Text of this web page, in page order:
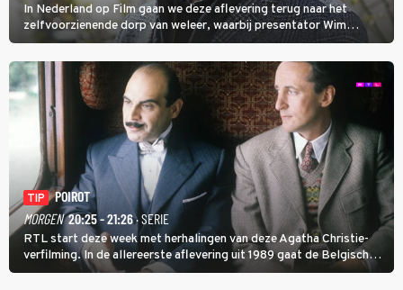
In Nederland op Film gaan we deze aflevering terug naar het
zelfvoorzienende dorp van weleer, waarbij presentator Wim
Daniëls de kijkers meeneemt op reis door de tijd aan de hand van
unieke amateurbeelden uit verschillende decennia. (HH)
TIP
POIROT
MORGEN 20:25 - 21:26· SERIE
RTL start deze week met herhalingen van deze Agatha Christie-
verfilming. In de allereerste aflevering uit 1989 gaat de Belgische
speurder op zoek naar een vermiste kok. Poirot raakt al snel